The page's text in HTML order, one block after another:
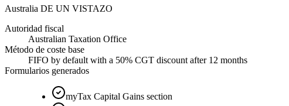
Australia DE UN VISTAZO
Autoridad fiscal
Australian Taxation Office
Método de coste base
FIFO by default with a 50% CGT discount after 12 months
Formularios generados
myTax Capital Gains section